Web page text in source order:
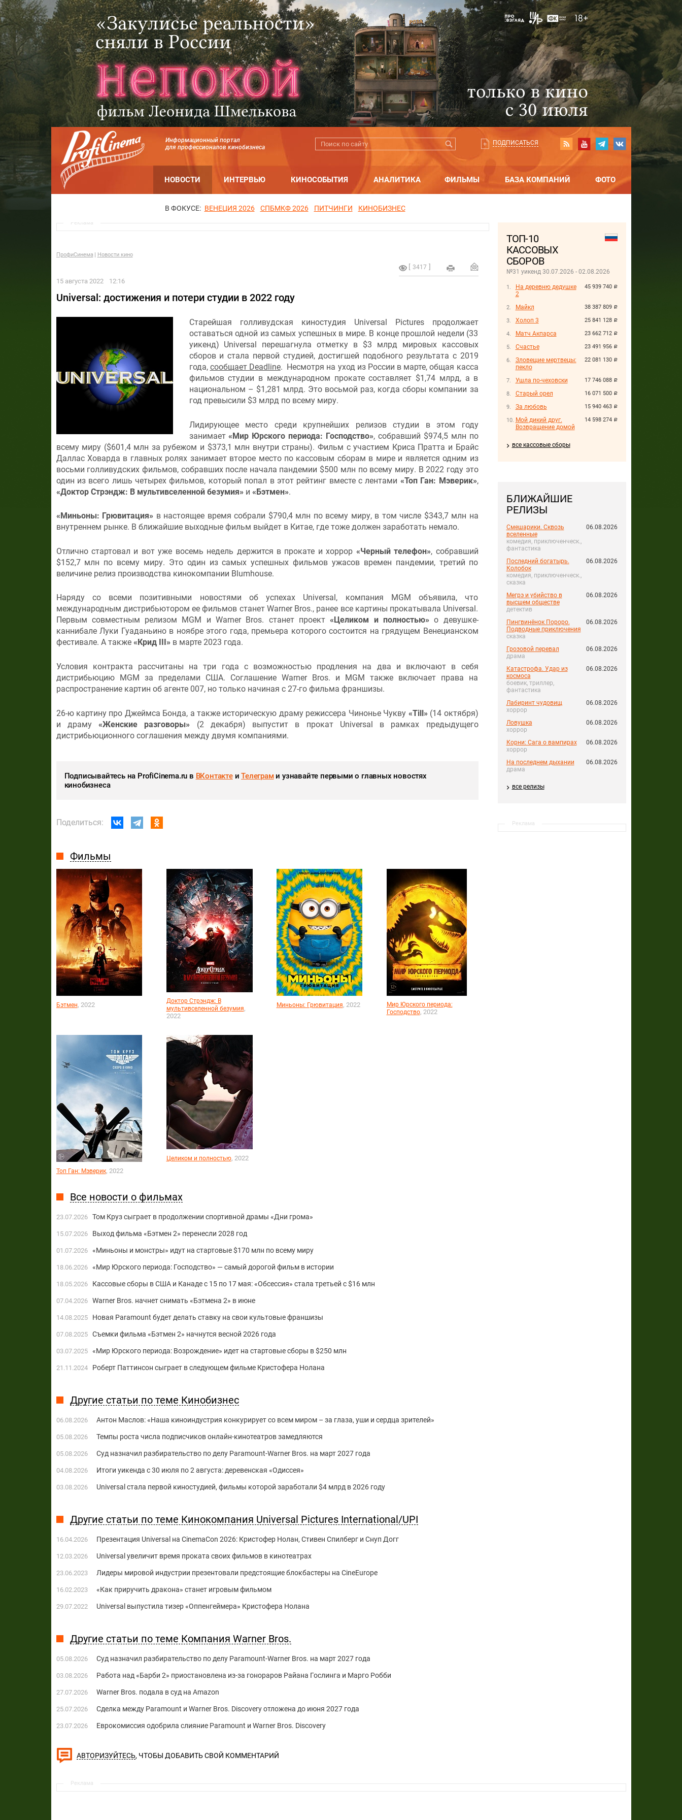
Информационный портал
для профессионалов кинобизнеса
ПОДПИСАТЬСЯ
НОВОСТИ ИНТЕРВЬЮ КИНОСОБЫТИЯ АНАЛИТИКА ФИЛЬМЫ БАЗА КОМПАНИЙ ФОТО
В ФОКУСЕ: ВЕНЕЦИЯ 2026 СПБМКФ 2026 ПИТЧИНГИ КИНОБИЗНЕС
ТОП-10
КАССОВЫХ
СБОРОВ
№31 уикенд 30.07.2026 - 02.08.2026
45 939 740 руб.
На деревню дедушке
2
38 387 809 руб.
Майкл
25 841 128 руб.
Холоп 3
23 662 712 руб.
Матч Акпарса
23 491 956 руб.
Счастье
22 081 130 руб.
Зловещие мертвецы:
пекло
17 746 088 руб.
Ушла по-чеховски
16 071 500 руб.
Старый орел
15 940 463 руб.
За любовь
14 598 274 руб.
Мой дикий друг.
Возвращение домой
все кассовые сборы
БЛИЖАЙШИЕ
РЕЛИЗЫ
Смешарики. Сквозь
вселенные
комедия, приключенческ.,
фантастика
06.08.2026
Последний богатырь.
Колобок
комедия, приключенческ.,
сказка
06.08.2026
Мегрэ и убийство в
высшем обществе
детектив
06.08.2026
Пингвинёнок Пороро.
Подводные приключения
сказка
06.08.2026
Грозовой перевал
драма
06.08.2026
Катастрофа. Удар из
космоса
боевик, триллер,
фантастика
06.08.2026
Лабиринт чудовищ
хоррор
06.08.2026
Ловушка
хоррор
06.08.2026
Корни: Сага о вампирах
хоррор
06.08.2026
На последнем дыхании
драма
06.08.2026
все релизы
Реклама
Реклама
ПрофиСинема Новости кино
3417
15 августа 2022 12:16
Universal: достижения и потери студии в 2022 году
Старейшая голливудская киностудия Universal Pictures продолжает
оставаться одной из самых успешных в мире. В конце прошлой недели (33
уикенд) Universal перешагнула отметку в $3 млрд мировых кассовых
сборов и стала первой студией, достигшей подобного результата с 2019
года, сообщает Deadline. Несмотря на уход из России в марте, общая касса
фильмов студии в международном прокате составляет $1,74 млрд, а в
национальном – $1,281 млрд. Это восьмой раз, когда сборы компании за
год превысили $3 млрд по всему миру.
Лидирующее место среди крупнейших релизов студии в этом году
занимает«Мир Юрского периода: Господство», собравший $974,5 млн по
всему миру ($601,4 млн за рубежом и $373,1 млн внутри страны). Фильм с участием Криса Пратта и Брайс
Даллас Ховарда в главных ролях занимает второе место по кассовым сборам в мире и является одним из
восьми голливудских фильмов, собравших после начала пандемии $500 млн по всему миру. В 2022 году это
один из всего лишь четырех фильмов, который попал в этот рейтинг вместе с лентами «Топ Ган: Мэверик»,
«Доктор Стрэндж: В мультивселенной безумия» и «Бэтмен».
«Миньоны: Грювитация» в настоящее время собрали $790,4 млн по всему миру, в том числе $343,7 млн на
внутреннем рынке. В ближайшие выходные фильм выйдет в Китае, где тоже должен заработать немало.
Отлично стартовал и вот уже восемь недель держится в прокате и хоррор «Черный телефон», собравший
$152,7 млн по всему миру. Это один из самых успешных фильмов ужасов времен пандемии, третий по
величине релиз производства кинокомпании Blumhouse.
Наряду со всеми позитивными новостями об успехах Universal, компания MGM объявила, что
международным дистрибьютором ее фильмов станет Warner Bros., ранее все картины прокатывала Universal.
Первым совместным релизом MGM и Warner Bros. станет проект«Целиком и полностью»о девушке-
каннибале Луки Гуаданьино в ноябре этого года, премьера которого состоится на грядущем Венецианском
фестивале. А также «Крид III» в марте 2023 года.
Условия контракта рассчитаны на три года с возможностью продления на два и включают в себя
дистрибьюцию MGM за пределами США. Соглашение Warner Bros. и MGM также включает права на
распространение картин об агенте 007, но только начиная с 27-го фильма франшизы.
26-ю картину про Джеймса Бонда, а также историческую драму режиссера Чинонье Чукву «Till» (14 октября)
и драму «Женские разговоры» (2 декабря) выпустит в прокат Universal в рамках предыдущего
дистрибьюционного соглашения между двумя компаниями.
Подписывайтесь на ProfiCinema.ru в ВКонтактеиТелеграми узнавайте первыми о главных новостях
кинобизнеса
Поделиться:
Фильмы
Бэтмен, 2022
Доктор Стрэндж: В
мультивселенной безумия,
2022
Миньоны: Грювитация, 2022
Мир Юрского периода:
Господство, 2022
Топ Ган: Мэверик, 2022
Целиком и полностью, 2022
Все новости о фильмах
23.07.2026 Том Круз сыграет в продолжении спортивной драмы «Дни грома»
15.07.2026 Выход фильма «Бэтмен 2» перенесли 2028 год
01.07.2026 «Миньоны и монстры» идут на стартовые $170 млн по всему миру
18.06.2026 «Мир Юрского периода: Господство» — самый дорогой фильм в истории
18.05.2026 Кассовые сборы в США и Канаде с 15 по 17 мая: «Обсессия» стала третьей с $16 млн
07.04.2026 Warner Bros. начнет снимать «Бэтмена 2» в июне
14.08.2025 Новая Paramount будет делать ставку на свои культовые франшизы
07.08.2025 Съемки фильма «Бэтмен 2» начнутся весной 2026 года
03.07.2025 «Мир Юрского периода: Возрождение» идет на стартовые сборы в $250 млн
21.11.2024 Роберт Паттинсон сыграет в следующем фильме Кристофера Нолана
Другие статьи по теме Кинобизнес
06.08.2026 Антон Маслов: «Наша киноиндустрия конкурирует со всем миром – за глаза, уши и сердца зрителей»
05.08.2026 Темпы роста числа подписчиков онлайн-кинотеатров замедляются
05.08.2026 Суд назначил разбирательство по делу Paramount-Warner Bros. на март 2027 года
04.08.2026 Итоги уикенда с 30 июля по 2 августа: деревенская «Одиссея»
03.08.2026 Universal стала первой киностудией, фильмы которой заработали $4 млрд в 2026 году
Другие статьи по теме Кинокомпания Universal Pictures International/UPI
16.04.2026 Презентация Universal на CinemaCon 2026: Кристофер Нолан, Стивен Спилберг и Снуп Догг
12.03.2026 Universal увеличит время проката своих фильмов в кинотеатрах
23.06.2023 Лидеры мировой индустрии презентовали предстоящие блокбастеры на CineEurope
16.02.2023 «Как приручить дракона» станет игровым фильмом
29.07.2022 Universal выпустила тизер «Оппенгеймера» Кристофера Нолана
Другие статьи по теме Компания Warner Bros.
05.08.2026 Суд назначил разбирательство по делу Paramount-Warner Bros. на март 2027 года
03.08.2026 Работа над «Барби 2» приостановлена из-за гонораров Райана Гослинга и Марго Робби
27.07.2026 Warner Bros. подала в суд на Amazon
25.07.2026 Сделка между Paramount и Warner Bros. Discovery отложена до июня 2027 года
23.07.2026 Еврокомиссия одобрила слияние Paramount и Warner Bros. Discovery
АВТОРИЗУЙТЕСЬ, ЧТОБЫ ДОБАВИТЬ СВОЙ КОММЕНТАРИЙ
Реклама